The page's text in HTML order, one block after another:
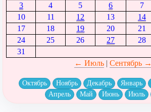
3
4 5 6 7
10
11 12 13 14
17
18 19 20 21
24
25 26 27 28
31
← Июль| Сентябрь →
Октябрь Ноябрь Декабрь Январь
Апрель
Май Июнь Июль